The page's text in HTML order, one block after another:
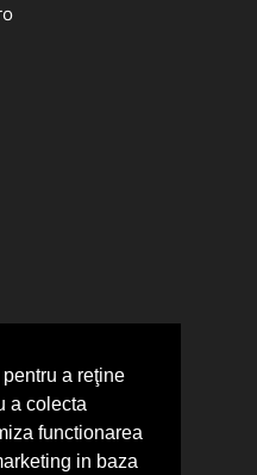
a reţine
a colecta
functionarea
in baza